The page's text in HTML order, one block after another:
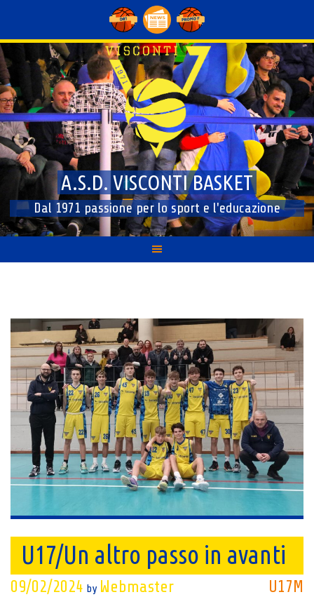
content
A.S.D. VISCONTI BASKET
Dal 1971 passione per lo sport e l'educazione
U17/Un altro passo in avanti
U17M
09/02/2024 by Webmaster